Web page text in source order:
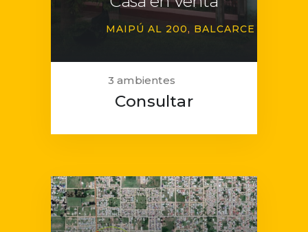
MAIPÚ AL 200 BALCARCE
3 ambientes
Consultar